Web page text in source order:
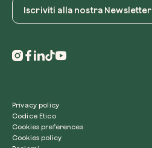
Iscriviti alla nostra Newsletter
Privacy policy
Codice Etico
Cookies preferences
Cookies policy